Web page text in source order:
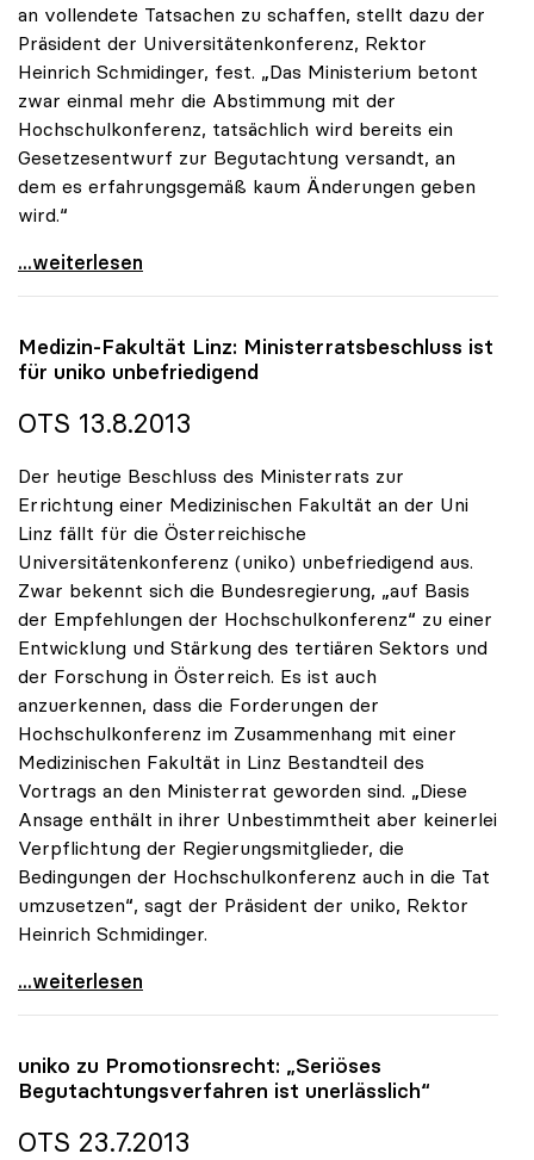
an vollendete Tatsachen zu schaffen, stellt dazu der
Präsident der Universitätenkonferenz, Rektor
Heinrich Schmidinger, fest. „Das Ministerium betont
zwar einmal mehr die Abstimmung mit der
Hochschulkonferenz, tatsächlich wird bereits ein
Gesetzesentwurf zur Begutachtung versandt, an
dem es erfahrungsgemäß kaum Änderungen geben
wird.“
uniko zu DUK-Promotionsrecht: „Ministerium schafft
...weiterlesen
Medizin-Fakultät Linz: Ministerratsbeschluss ist
für uniko unbefriedigend
OTS 13.8.2013
Der heutige Beschluss des Ministerrats zur
Errichtung einer Medizinischen Fakultät an der Uni
Linz fällt für die Österreichische
Universitätenkonferenz (uniko) unbefriedigend aus.
Zwar bekennt sich die Bundesregierung, „auf Basis
der Empfehlungen der Hochschulkonferenz“ zu einer
Entwicklung und Stärkung des tertiären Sektors und
der Forschung in Österreich. Es ist auch
anzuerkennen, dass die Forderungen der
Hochschulkonferenz im Zusammenhang mit einer
Medizinischen Fakultät in Linz Bestandteil des
Vortrags an den Ministerrat geworden sind. „Diese
Ansage enthält in ihrer Unbestimmtheit aber keinerlei
Verpflichtung der Regierungsmitglieder, die
Bedingungen der Hochschulkonferenz auch in die Tat
umzusetzen“, sagt der Präsident der uniko, Rektor
Heinrich Schmidinger.
Medizin-Fakultät Linz: Ministerratsbeschluss ist
...weiterlesen
uniko zu Promotionsrecht: „Seriöses
Begutachtungsverfahren ist unerlässlich“
OTS 23.7.2013